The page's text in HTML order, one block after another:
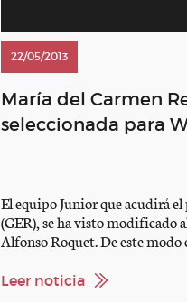
22/05/2013
María del Carmen
seleccionada para
El equipo Junior que acudirá
(GER), se ha visto modificado
Alfonso Roquet. De este modo
CARMONA – LETICIA
Leer noticia